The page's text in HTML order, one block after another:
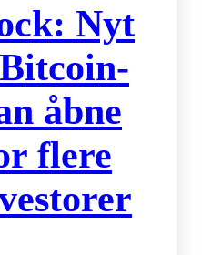
Nyt
åbne
flere